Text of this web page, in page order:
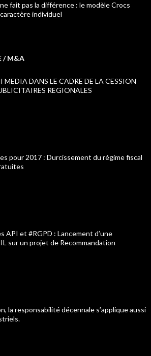
fait pas la différence : le modèle Crocs
individuel
/ M&A
MEDIA DANS LE CADRE DE LA CESSION
REGIONALES
pour 2017 : Durcissement du régime fiscal
API et #RGPD : Lancement d’une
sur un projet de Recommandation
la responsabilité décennale s’applique aussi